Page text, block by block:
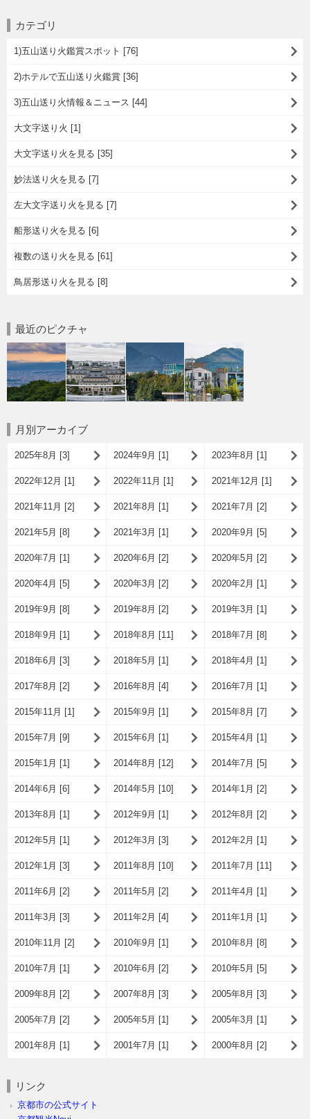
カテゴリ
1)五山送り火鑑賞スポット [76]
2)ホテルで五山送り火鑑賞 [36]
3)五山送り火情報＆ニュース [44]
大文字送り火 [1]
大文字送り火を見る [35]
妙法送り火を見る [7]
左大文字送り火を見る [7]
船形送り火を見る [6]
複数の送り火を見る [61]
鳥居形送り火を見る [8]
最近のピクチャ
月別アーカイブ
2025年8月 [3] 2024年9月 [1] 2023年8月 [1]
2022年12月 [1] 2022年11月 [1] 2021年12月 [1]
2021年11月 [2] 2021年8月 [1] 2021年7月 [2]
2021年5月 [8] 2021年3月 [1] 2020年9月 [5]
2020年7月 [1] 2020年6月 [2] 2020年5月 [2]
2020年4月 [5] 2020年3月 [2] 2020年2月 [1]
2019年9月 [8] 2019年8月 [2] 2019年3月 [1]
2018年9月 [1] 2018年8月 [11] 2018年7月 [8]
2018年6月 [3] 2018年5月 [1] 2018年4月 [1]
2017年8月 [2] 2016年8月 [4] 2016年7月 [1]
2015年11月 [1] 2015年9月 [1] 2015年8月 [7]
2015年7月 [9] 2015年6月 [1] 2015年4月 [1]
2015年1月 [1] 2014年8月 [12] 2014年7月 [5]
2014年6月 [6] 2014年5月 [10] 2014年1月 [2]
2013年8月 [1] 2012年9月 [1] 2012年8月 [2]
2012年5月 [1] 2012年3月 [3] 2012年2月 [1]
2012年1月 [3] 2011年8月 [10] 2011年7月 [11]
2011年6月 [2] 2011年5月 [2] 2011年4月 [1]
2011年3月 [3] 2011年2月 [4] 2011年1月 [1]
2010年11月 [2] 2010年9月 [1] 2010年8月 [8]
2010年7月 [1] 2010年6月 [2] 2010年5月 [5]
2009年8月 [2] 2007年8月 [3] 2005年8月 [3]
2005年7月 [2] 2005年5月 [1] 2005年3月 [1]
2001年8月 [1] 2001年7月 [1] 2000年8月 [2]
リンク
京都市の公式サイト